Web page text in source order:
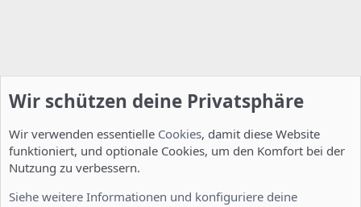
Wir schützen deine Privatsphäre
Wir verwenden essentielle Cookies, damit diese Website
funktioniert, und optionale Cookies, um den Komfort bei der
Nutzung zu verbessern.
Siehe weitere Informationen und konfiguriere deine